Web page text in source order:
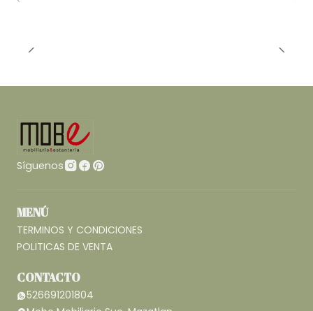
Síguenos
MENÚ
TERMINOS Y CONDICIONES
POLITICAS DE VENTA
CONTACTO
526691201804